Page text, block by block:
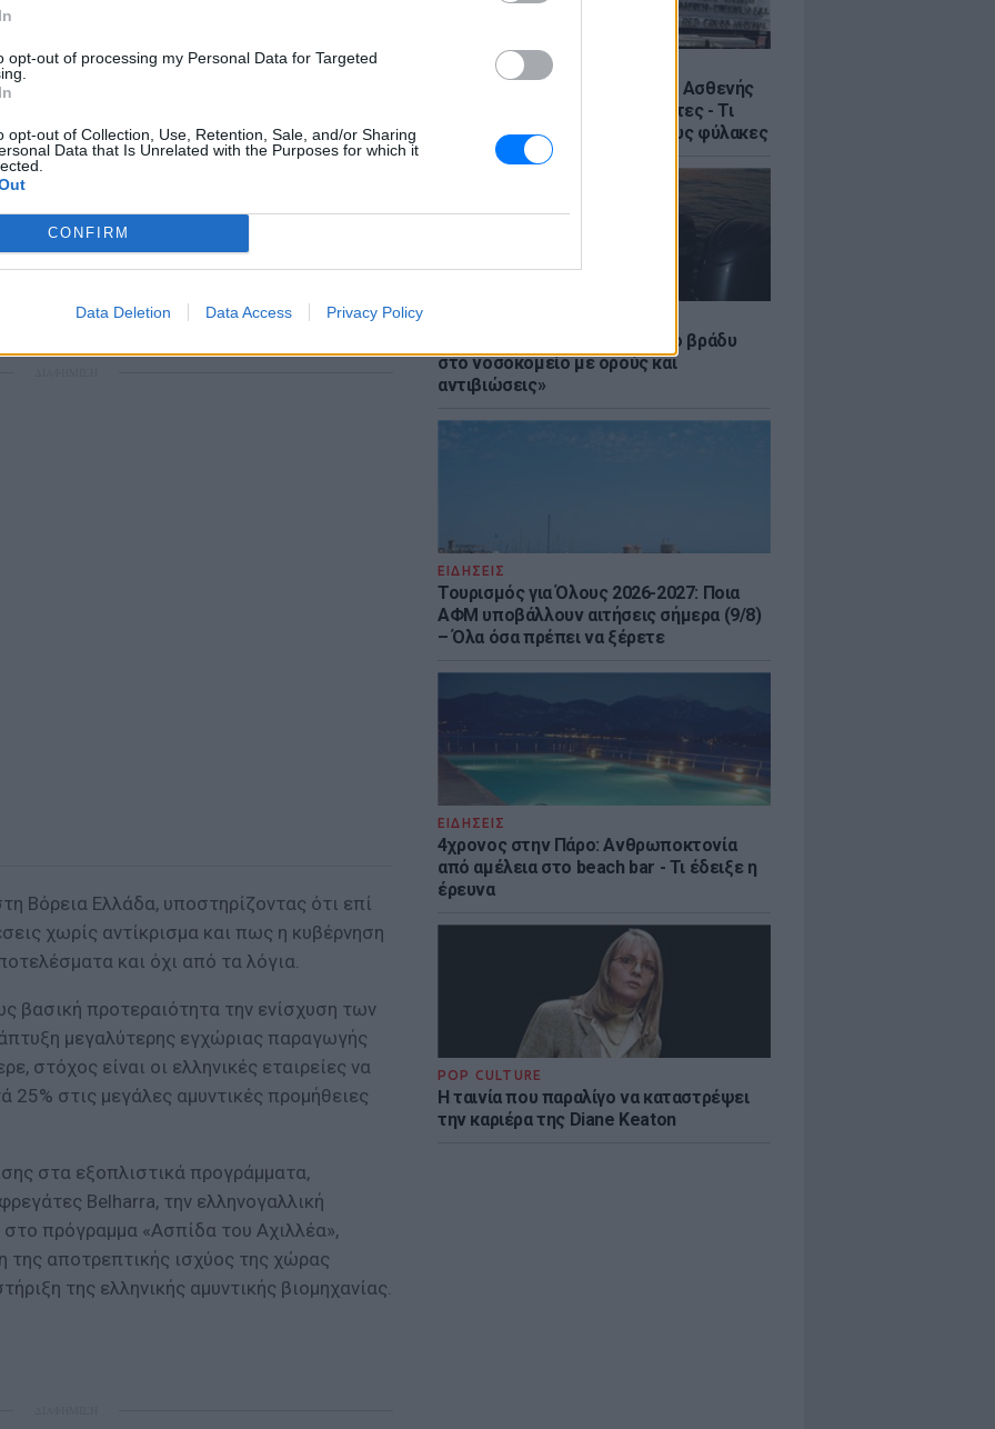
opt-out of processing my Personal Data for Targeted
opt-out of Collection, Use, Retention, Sale, and/or Sharing
Data that Is Unrelated with the Purposes for which it
CONFIRM
Data Deletion Data Access Privacy Policy
ΕΙΔΗΣΕΙΣ
Επίθεση στον Ερυθρό Σταυρό: Ασθενής
χτύπησε νοσηλεύτρια σε πόρτες - Τι
καταγγέλλει η ΠΟΕΔΗΝ για τους φύλακες
Ιωάννα Τούνη: «Έβγαλα όλο το βράδυ
στο νοσοκομείο με ορούς και
αντιβιώσεις»
ΕΙΔΗΣΕΙΣ
Τουρισμός για Όλους 2026-2027: Ποια
ΑΦΜ υποβάλλουν αιτήσεις σήμερα (9/8)
– Όλα όσα πρέπει να ξέρετε
ΕΙΔΗΣΕΙΣ
4χρονος στην Πάρο: Ανθρωποκτονία
από αμέλεια στο beach bar - Τι έδειξε η
έρευνα
POP CULTURE
Η ταινία που παραλίγο να καταστρέψει
την καριέρα της Diane Keaton
«σύμβολο κυριαρχίας»,
καμία άδεια για να φυλάξει το
επίσης στις αναφορές περί
για fake news και υποστηρίζοντας ότι η
«σε εποχές όπου οι θάλασσες δεν
Μόριες και Ειδομένες». Όπως
ξέφραγο αμπέλι».
ο Κυριάκος Μητσοτάκης δήλωσε ότι τα
νερά με σεβασμό στο Διεθνές Δίκαιο,
γαλάζια και ειρηνικά, στα χρώματα
δικαιωμάτων μας».
Βόρεια Ελλάδα, υποστηρίζοντας ότι επί
χωρίς αντίκρισμα και πως η κυβέρνηση
και όχι από τα λόγια.
βασική προτεραιότητα την ενίσχυση των
μεγαλύτερης εγχώριας παραγωγής
στόχος είναι οι ελληνικές εταιρείες να
25% στις μεγάλες αμυντικές προμήθειες
στα εξοπλιστικά προγράμματα,
Belharra, την ελληνογαλλική
στο πρόγραμμα «Ασπίδα του Αχιλλέα»,
της αποτρεπτικής ισχύος της χώρας
της ελληνικής αμυντικής βιομηχανίας.